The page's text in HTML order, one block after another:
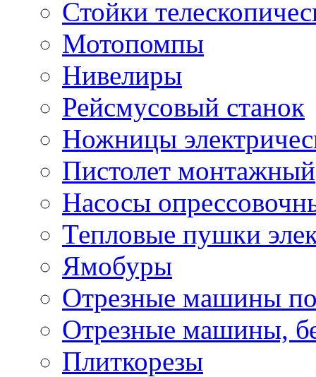
Стойки
Мотопомпы
Нивелиры
Рейсмусовый станок
Ножницы
Пистолет монтажный
Насосы
Тепловые пушки
Ямобуры
Отрезные машины
Отрезные машины,
Плиткорезы